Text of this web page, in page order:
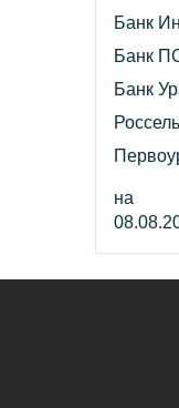
Банк
Банк
Банк
на